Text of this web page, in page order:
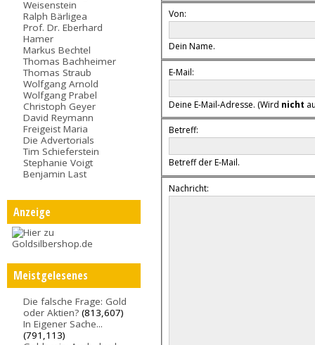
Weisenstein
Ralph Bärligea
Prof. Dr. Eberhard
Hamer
Markus Bechtel
Thomas Bachheimer
Thomas Straub
Wolfgang Arnold
Wolfgang Prabel
Christoph Geyer
David Reymann
Freigeist Maria
Die Advertorials
Tim Schieferstein
Stephanie Voigt
Benjamin Last
Anzeige
Meistgelesenes
Die falsche Frage: Gold
oder Aktien? (813,607)
In Eigener Sache...
(791,113)
Von:
Dein Name.
E-Mail:
Deine E-Mail-Adresse. (Wird nicht
Betreff:
Betreff der E-Mail.
Nachricht: